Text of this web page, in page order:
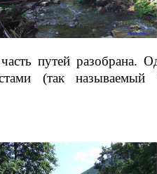
путей разобрана.
(так называемый